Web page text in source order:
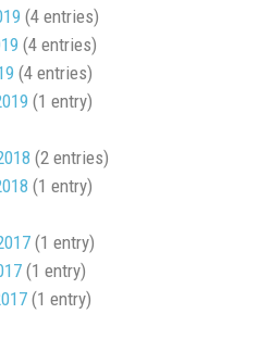
(4 entries)
(4 entries)
(4 entries)
(1 entry)
(2 entries)
(1 entry)
(1 entry)
(1 entry)
(1 entry)